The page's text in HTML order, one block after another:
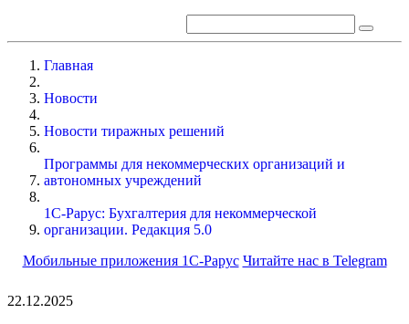
Главная
Новости
Новости тиражных решений
Программы для некоммерческих организаций и
автономных учреждений
1С-Рарус: Бухгалтерия для некоммерческой
организации. Редакция 5.0
Мобильные приложения 1С-Рарус Читайте нас в Telegram
22.12.2025